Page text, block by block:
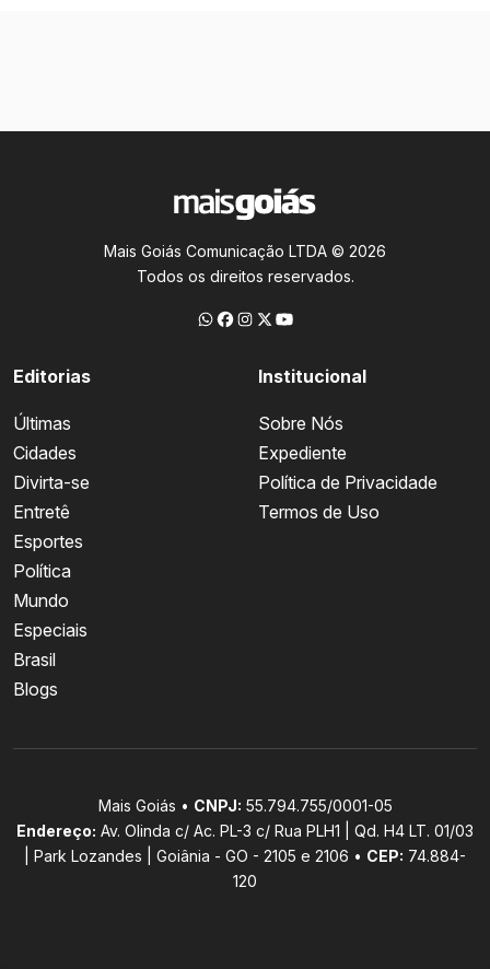
Mais Goiás Comunicação LTDA © 2026
Todos os direitos reservados.
Editorias
Últimas
Cidades
Divirta-se
Entretê
Esportes
Política
Mundo
Especiais
Brasil
Blogs
Institucional
Sobre Nós
Expediente
Política de Privacidade
Termos de Uso
Mais Goiás • CNPJ: 55.794.755/0001-05
Endereço: Av. Olinda c/ Ac. PL-3 c/ Rua PLH1 | Qd. H4 LT. 01/03
| Park Lozandes | Goiânia - GO - 2105 e 2106 • CEP: 74.884-
120